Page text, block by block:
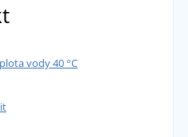
vody 40 °C